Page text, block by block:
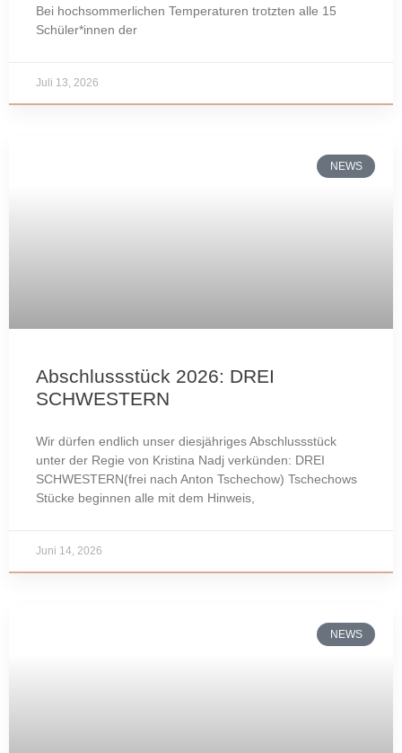
Bei hochsommerlichen Temperaturen trotzten alle 15
Schüler*innen der
Juli 13, 2026
NEWS
Abschlussstück 2026: DREI
SCHWESTERN
Wir dürfen endlich unser diesjähriges Abschlussstück
unter der Regie von Kristina Nadj verkünden: DREI
SCHWESTERN(frei nach Anton Tschechow) Tschechows
Stücke beginnen alle mit dem Hinweis,
Juni 14, 2026
NEWS